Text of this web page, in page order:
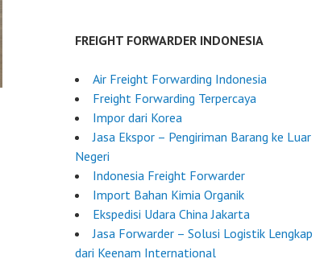
FREIGHT FORWARDER INDONESIA
Air Freight Forwarding Indonesia
Freight Forwarding Terpercaya
Impor dari Korea
Jasa Ekspor – Pengiriman Barang ke Luar
Negeri
Indonesia Freight Forwarder
Import Bahan Kimia Organik
Ekspedisi Udara China Jakarta
Jasa Forwarder – Solusi Logistik Lengkap
dari Keenam International